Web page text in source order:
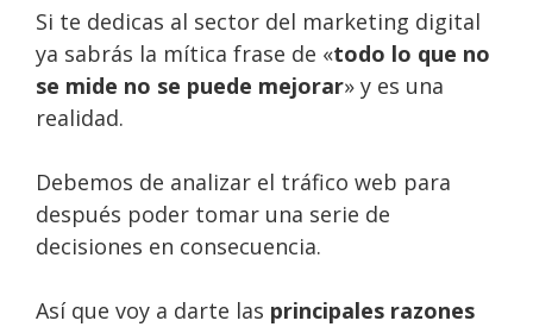
Si te dedicas al sector del marketing digital
ya sabrás la mítica frase de «todo lo que no
se mide no se puede mejorar» y es una
realidad.
Debemos de analizar el tráfico web para
después poder tomar una serie de
decisiones en consecuencia.
Así que voy a darte las principales razones